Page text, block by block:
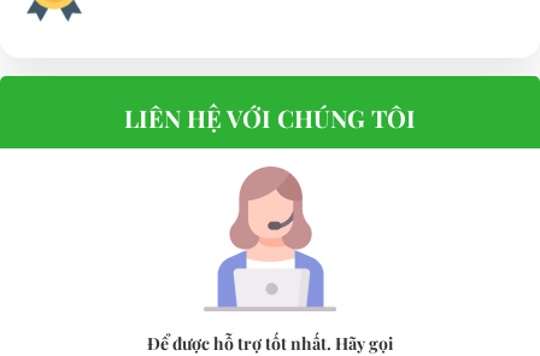
LIÊN HỆ VỚI CHÚNG TÔI
Để được hỗ trợ tốt nhất. Hãy gọi